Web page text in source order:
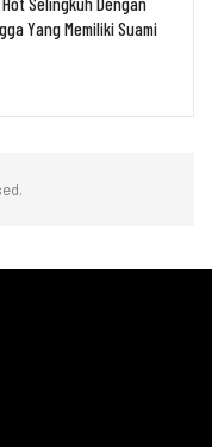
Yang Memiliki Suami